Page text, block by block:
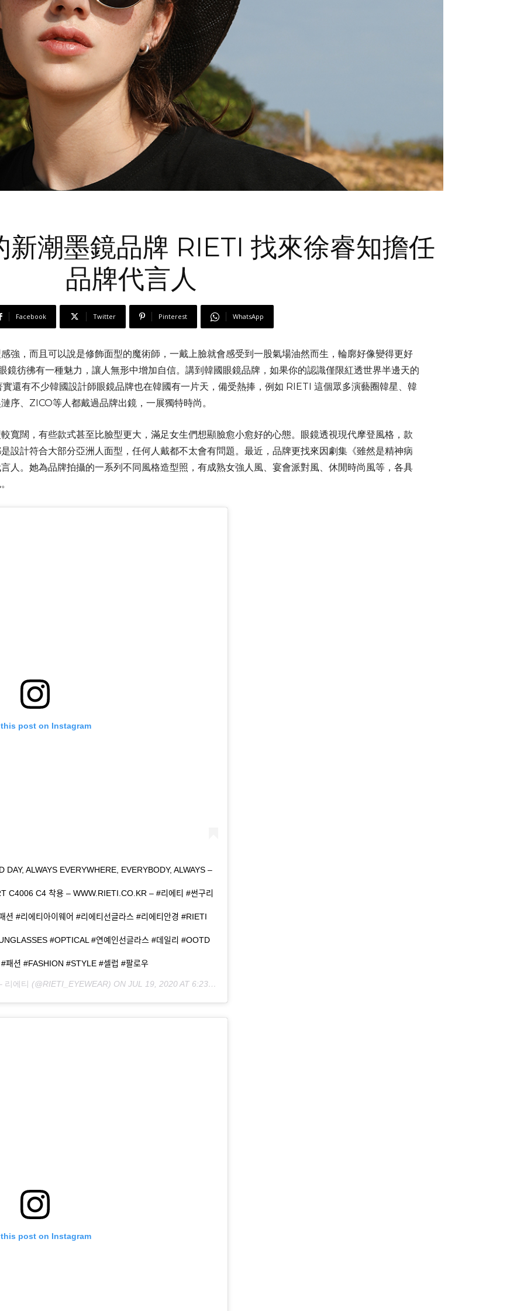
新潮墨鏡品牌 RIETI 找來徐睿知擔任
品牌代言人
Facebook Twitter Pinterest WhatsApp
強，而且可以說是修飾面型的魔術師，一戴上臉就會感受到一股氣場油然而生，輪廓好像變得更好
鏡彷彿有一種魅力，讓人無形中增加自信。講到韓國眼鏡品牌，如果你的認識僅限紅透世界半邊天的
有不少韓國設計師眼鏡品牌也在韓國有一片天，備受熱捧，例如 RIETI 這個眾多演藝圈韓星、韓
序、ZICO等人都戴過品牌出鏡，一展獨特時尚。
寬闊，有些款式甚至比臉型更大，滿足女生們想顯臉愈小愈好的心態。眼鏡透視現代摩登風格，款
設計符合大部分亞洲人面型，任何人戴都不太會有問題。最近，品牌更找來因劇集《雖然是精神病
人。她為品牌拍攝的一系列不同風格造型照，有成熟女強人風、宴會派對風、休閒時尚風等，各具
post on Instagram
DAY, ALWAYS EVERYWHERE, EVERYBODY, ALWAYS –
C4 착용 – WWW.RIETI.CO.KR – #리에티 #썬구리
#리에티아이웨어 #리에티선글라스 #리에티안경 #RIETI
#OPTICAL #연예인선글라스 #데일리 #OOTD
#FASHION #STYLE #셀럽 #팔로우
리에티 (@RIETI_EYEWEAR) ON JUL 19, 2020 AT 6:23AM PDT
post on Instagram